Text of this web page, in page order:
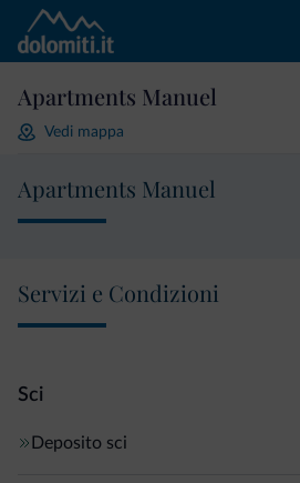
Apartments Manuel
Vedi mappa
Apartments Manuel
Servizi e Condizioni
Sci
Deposito sci